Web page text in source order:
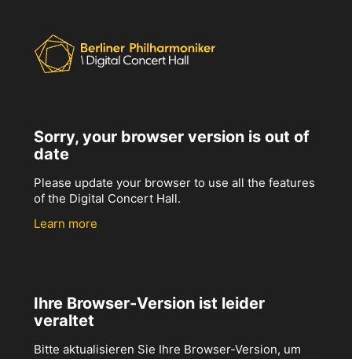
Sorry, your browser version is out of
date
Please update your browser to use all the features
of the Digital Concert Hall.
Learn more
Ihre Browser-Version ist leider
veraltet
Bitte aktualisieren Sie Ihre Browser-Version, um